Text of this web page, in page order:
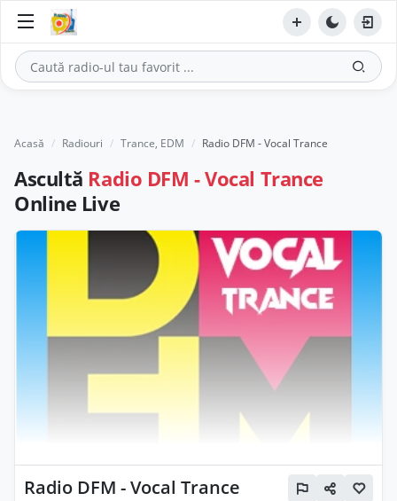
Acasă Radiouri Trance, EDM Radio DFM - Vocal Trance
Ascultă Radio DFM - Vocal Trance
Online Live
Radio DFM - Vocal Trance